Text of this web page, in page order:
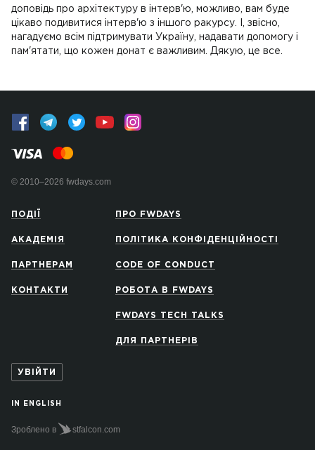
доповідь про архітектуру в інтерв'ю, можливо, вам буде
цікаво подивитися інтерв'ю з іншого ракурсу. І, звісно,
нагадуємо всім підтримувати Україну, надавати допомогу і
пам'ятати, що кожен донат є важливим. Дякую, це все.
© 2010–2026 fwdays.com
ПОДІЇ
АКАДЕМІЯ
ПАРТНЕРАМ
КОНТАКТИ
ПРО FWDAYS
ПОЛІТИКА КОНФІДЕНЦІЙНОСТІ
CODE OF CONDUCT
РОБОТА В FWDAYS
FWDAYS TECH TALKS
ДЛЯ ПАРТНЕРІВ
УВІЙТИ
IN ENGLISH
Зроблено в stfalcon.com